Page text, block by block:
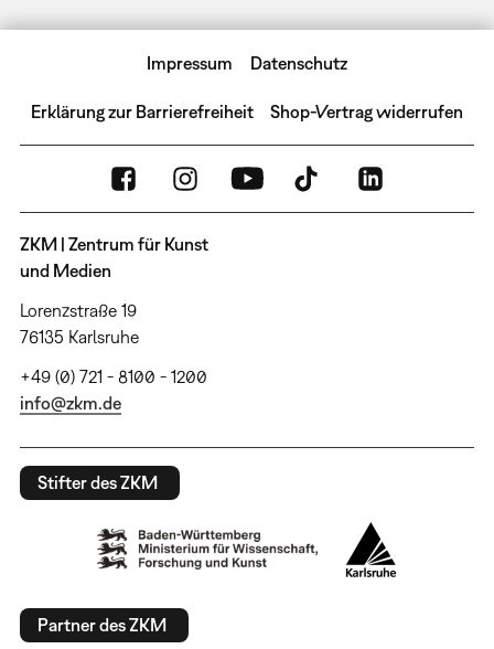
Impressum Datenschutz
Erklärung zur Barrierefreiheit Shop-Vertrag widerrufen
ZKM | Zentrum für Kunst
und Medien
Lorenzstraße 19
76135 Karlsruhe
+49 (0) 721 - 8100 - 1200
info@zkm.de
Stifter des ZKM
Partner des ZKM